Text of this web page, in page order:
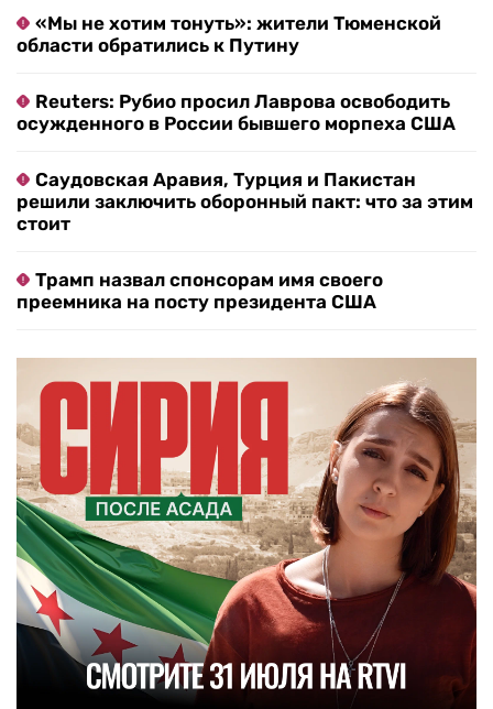
«Мы не хотим тонуть»: жители Тюменской
области обратились к Путину
Reuters: Рубио просил Лаврова освободить
осужденного в России бывшего морпеха США
Саудовская Аравия, Турция и Пакистан
решили заключить оборонный пакт: что за этим
стоит
Трамп назвал спонсорам имя своего
преемника на посту президента США